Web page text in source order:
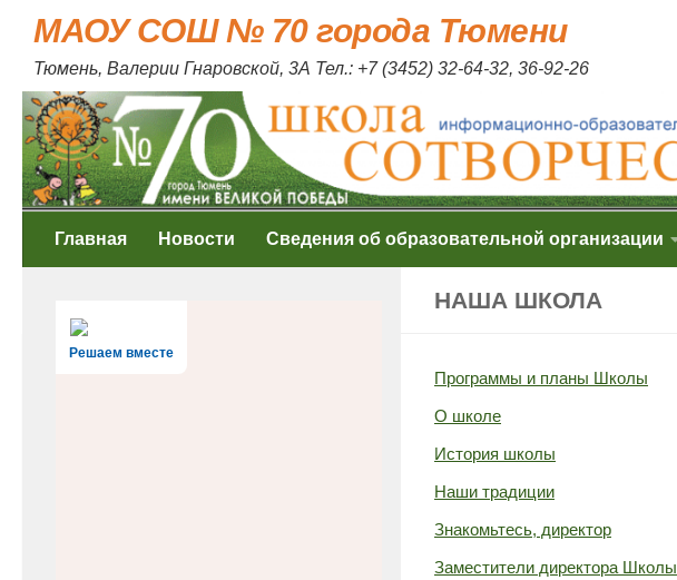
Skip to content
МАОУ СОШ № 70 города Тюмени
Тюмень, Валерии Гнаровской, 3А Тел.: +7 (3452) 32-64-32, 36-92-26
Главная Новости Сведения об образовательной организации
НАША ШКОЛА
Программы и планы Школы
О школе
История школы
Наши традиции
Знакомьтесь, директор
Заместители директора Школы
Решаем вместе